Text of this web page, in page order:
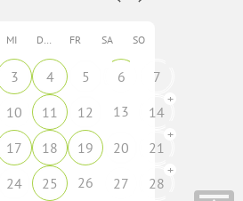
MI DO FR SA SO
3 4 5 6
7
10 11 12 13 14
+
17 18 19 20 21
+
24 25 26 27 28
+